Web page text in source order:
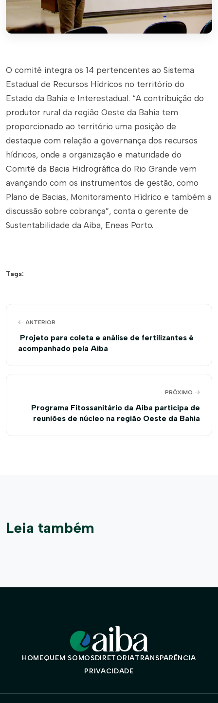
O comitê integra os 14 pertencentes ao Sistema
Estadual de Recursos Hídricos no território do
Estado da Bahia e Interestadual. “A contribuição do
produtor rural da região Oeste da Bahia tem
proporcionado ao território uma posição de
destaque com relação a governança dos recursos
hídricos, onde a organização e maturidade do
Comitê da Bacia Hidrográfica do Rio Grande vem
avançando com os instrumentos de gestão, como
Plano de Bacias, Monitoramento Hídrico e também a
discussão sobre cobrança”, conta o gerente de
Sustentabilidade da Aiba, Eneas Porto.
Tags:
ANTERIOR
Projeto para coleta e análise de fertilizantes é
acompanhado pela Aiba
PRÓXIMO
Programa Fitossanitário da Aiba participa de
reuniões de núcleo na região Oeste da Bahia
Leia também
HOMEQUEM SOMOSDIRETORIATRANSPARÊNCIA
PRIVACIDADE